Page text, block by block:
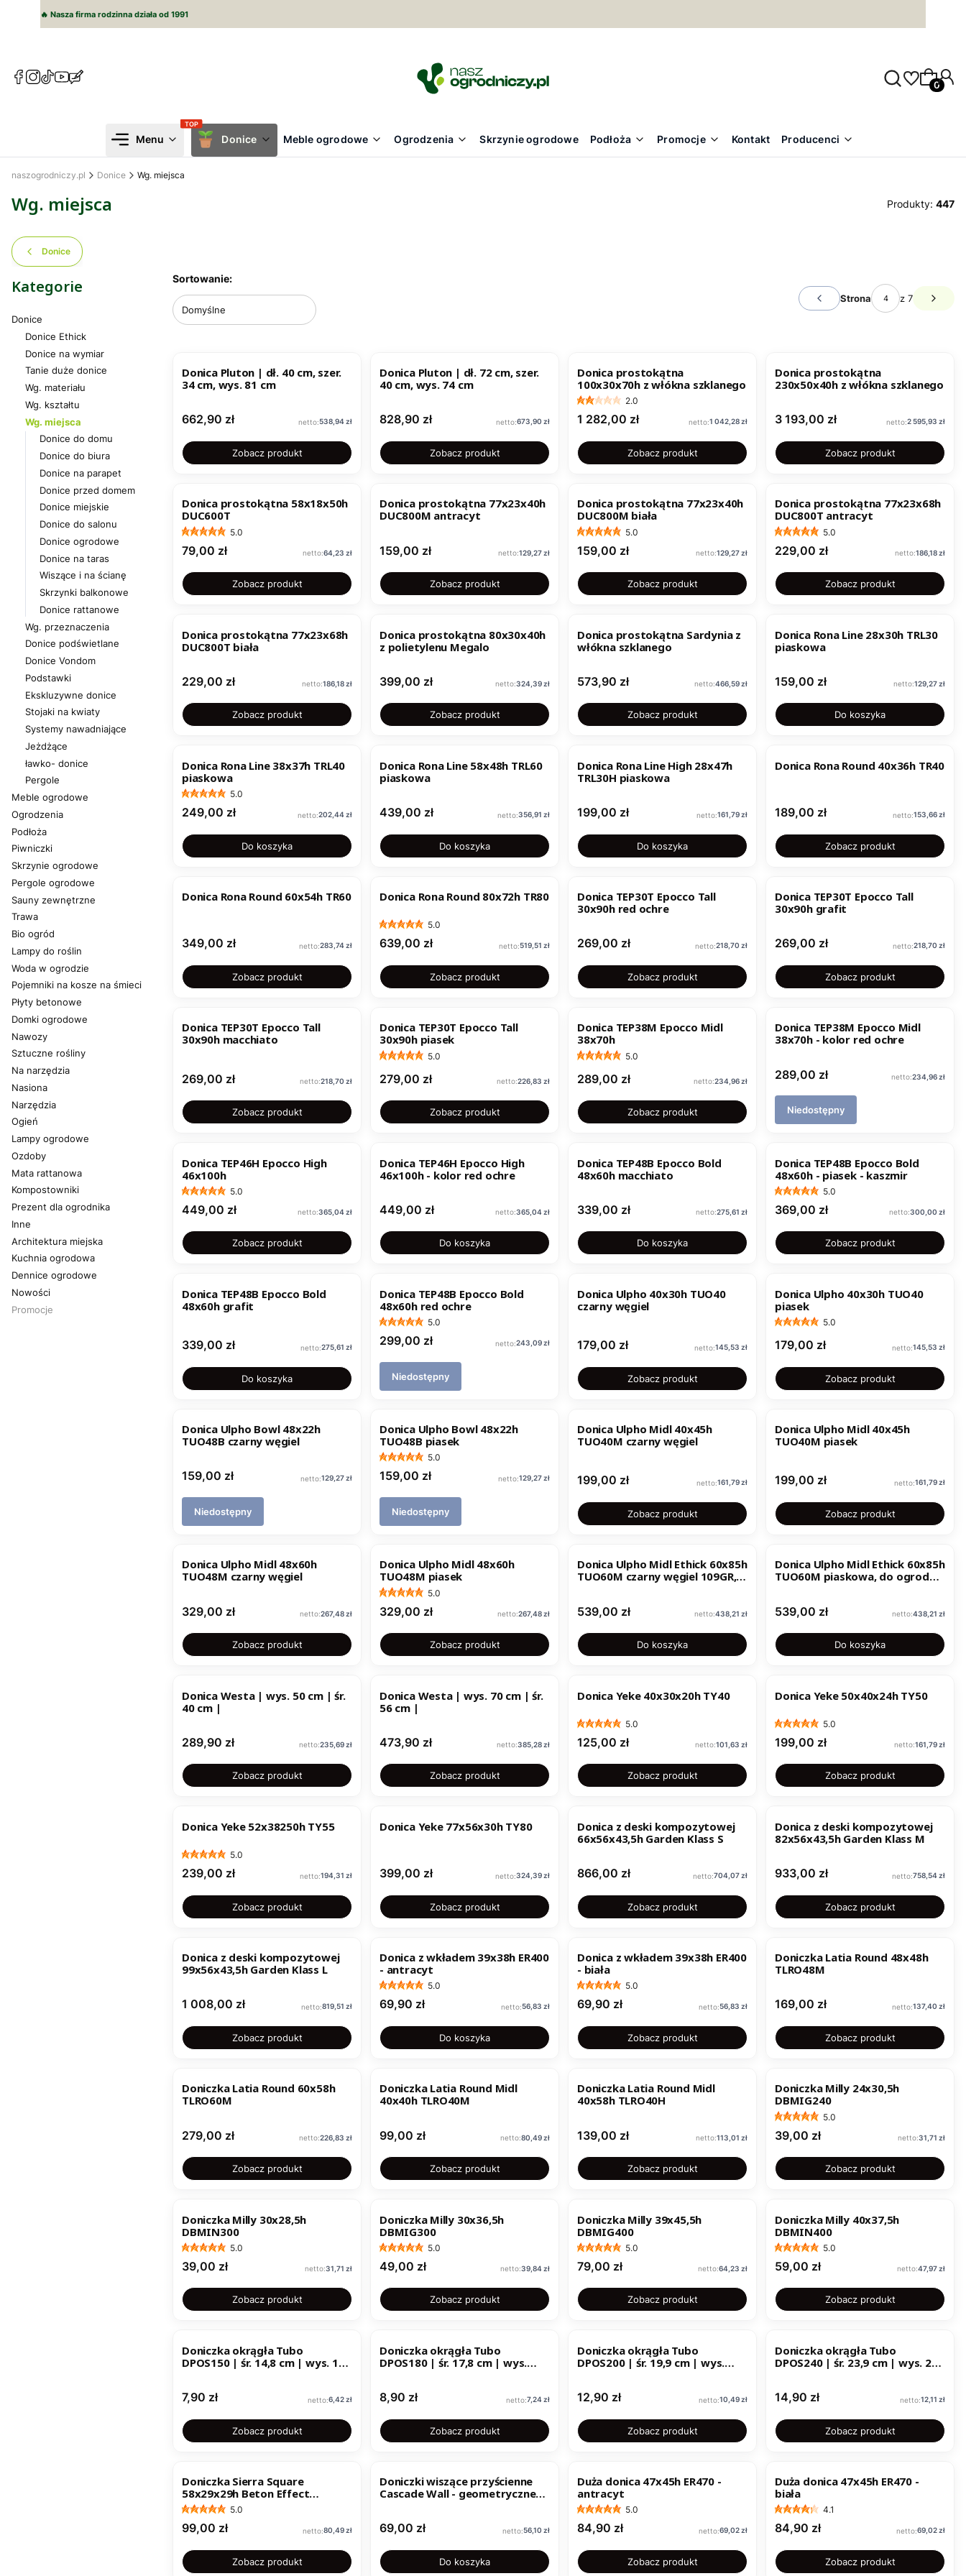
🔥 Nasza firma rodzinna działa od 1991
(Otwiera
(Otwiera
(Otwiera
(Otwiera
(Otwiera
karcie)
Menu Donice Meble ogrodowe Ogrodzenia Skrzynie ogrodowe Podłoża Promocje Kontakt Producenci
naszogrodniczy.pl Donice Wg. miejsca
Wg. miejsca Produkty: 447
Donice
Kategorie
Donice
Donice Ethick
Donice na wymiar
Tanie duże donice
Wg. materiału
Wg. kształtu
Wg. miejsca
Donice do domu
Donice do biura
Donice na parapet
Donice przed domem
Donice miejskie
Donice do salonu
Donice ogrodowe
Donice na taras
Wiszące i na ścianę
Skrzynki balkonowe
Donice rattanowe
Wg. przeznaczenia
Donice podświetlane
Donice Vondom
Podstawki
Ekskluzywne donice
Stojaki na kwiaty
Systemy nawadniające
Jeżdżące
ławko- donice
Pergole
Meble ogrodowe
Ogrodzenia
Podłoża
Piwniczki
Skrzynie ogrodowe
Pergole ogrodowe
Sauny zewnętrzne
Trawa
Bio ogród
Lampy do roślin
Woda w ogrodzie
Pojemniki na kosze na śmieci
Płyty betonowe
Domki ogrodowe
Nawozy
Sztuczne rośliny
Na narzędzia
Nasiona
Narzędzia
Ogień
Lampy ogrodowe
Ozdoby
Mata rattanowa
Kompostowniki
Prezent dla ogrodnika
Inne
Architektura miejska
Kuchnia ogrodowa
Dennice ogrodowe
Nowości
Promocje
Lista produktów
Sortowanie:
Domyślne Poprzednie produkty
Strona z 7
Donica Pluton | dł. 40 cm, szer.
34 cm, wys. 81 cm
Cena
662,90 zł Cena
538,94 zł
Zobacz produkt
Donica Pluton | dł. 72 cm, szer.
40 cm, wys. 74 cm
Cena
828,90 zł Cena
673,90 zł
Zobacz produkt
Donica prostokątna
100x30x70h z włókna szklanego
2.0
Cena
1 282,00 zł Cena
1 042,28 zł
Zobacz produkt
Donica prostokątna
230x50x40h z włókna szklanego
Cena
3 193,00 zł Cena
2 595,93 zł
Zobacz produkt
Donica prostokątna 58x18x50h
DUC600T
5.0
Cena
79,00 zł Cena
64,23 zł
Zobacz produkt
Donica prostokątna 77x23x40h
DUC800M antracyt
Cena
159,00 zł Cena
129,27 zł
Zobacz produkt
Donica prostokątna 77x23x40h
DUC800M biała
5.0
Cena
159,00 zł Cena
129,27 zł
Zobacz produkt
Donica prostokątna 77x23x68h
DUC800T antracyt
5.0
Cena
229,00 zł Cena
186,18 zł
Zobacz produkt
Donica prostokątna 77x23x68h
DUC800T biała
Cena
229,00 zł Cena
186,18 zł
Zobacz produkt
Donica prostokątna 80x30x40h
z polietylenu Megalo
Cena
399,00 zł Cena
324,39 zł
Zobacz produkt
Donica prostokątna Sardynia z
włókna szklanego
Cena
573,90 zł Cena
466,59 zł
Zobacz produkt
Donica Rona Line 28x30h TRL30
piaskowa
Cena
159,00 zł Cena
129,27 zł
Do koszyka
Donica Rona Line 38x37h TRL40
piaskowa
5.0
Cena
249,00 zł Cena
202,44 zł
Do koszyka
Donica Rona Line 58x48h TRL60
piaskowa
Cena
439,00 zł Cena
356,91 zł
Do koszyka
Donica Rona Line High 28x47h
TRL30H piaskowa
Cena
199,00 zł Cena
161,79 zł
Do koszyka
Donica Rona Round 40x36h TR40
Cena
189,00 zł Cena
153,66 zł
Zobacz produkt
Donica Rona Round 60x54h TR60
Cena
349,00 zł Cena
283,74 zł
Zobacz produkt
Donica Rona Round 80x72h TR80
5.0
Cena
639,00 zł Cena
519,51 zł
Zobacz produkt
Donica TEP30T Epocco Tall
30x90h red ochre
Cena
269,00 zł Cena
218,70 zł
Zobacz produkt
Donica TEP30T Epocco Tall
30x90h grafit
Cena
269,00 zł Cena
218,70 zł
Zobacz produkt
Donica TEP30T Epocco Tall
30x90h macchiato
Cena
269,00 zł Cena
218,70 zł
Zobacz produkt
Donica TEP30T Epocco Tall
30x90h piasek
5.0
Cena
279,00 zł Cena
226,83 zł
Zobacz produkt
Donica TEP38M Epocco Midl
38x70h
5.0
Cena
289,00 zł Cena
234,96 zł
Zobacz produkt
Donica TEP38M Epocco Midl
38x70h - kolor red ochre
Cena
289,00 zł Cena
234,96 zł
Niedostępny
Donica TEP46H Epocco High
46x100h
5.0
Cena
449,00 zł Cena
365,04 zł
Zobacz produkt
Donica TEP46H Epocco High
46x100h - kolor red ochre
Cena
449,00 zł Cena
365,04 zł
Do koszyka
Donica TEP48B Epocco Bold
48x60h macchiato
Cena
339,00 zł Cena
275,61 zł
Do koszyka
Donica TEP48B Epocco Bold
48x60h - piasek - kaszmir
5.0
Cena
369,00 zł Cena
300,00 zł
Zobacz produkt
Donica TEP48B Epocco Bold
48x60h grafit
Cena
339,00 zł Cena
275,61 zł
Do koszyka
Donica TEP48B Epocco Bold
48x60h red ochre
5.0
Cena
299,00 zł Cena
243,09 zł
Niedostępny
Donica Ulpho 40x30h TUO40
czarny węgiel
Cena
179,00 zł Cena
145,53 zł
Zobacz produkt
Donica Ulpho 40x30h TUO40
piasek
5.0
Cena
179,00 zł Cena
145,53 zł
Zobacz produkt
Donica Ulpho Bowl 48x22h
TUO48B czarny węgiel
Cena
159,00 zł Cena
129,27 zł
Niedostępny
Donica Ulpho Bowl 48x22h
TUO48B piasek
5.0
Cena
159,00 zł Cena
129,27 zł
Niedostępny
Donica Ulpho Midl 40x45h
TUO40M czarny węgiel
Cena
199,00 zł Cena
161,79 zł
Zobacz produkt
Donica Ulpho Midl 40x45h
TUO40M piasek
Cena
199,00 zł Cena
161,79 zł
Zobacz produkt
Donica Ulpho Midl 48x60h
TUO48M czarny węgiel
Cena
329,00 zł Cena
267,48 zł
Zobacz produkt
Donica Ulpho Midl 48x60h
TUO48M piasek
5.0
Cena
329,00 zł Cena
267,48 zł
Zobacz produkt
Donica Ulpho Midl Ethick 60x85h
TUO60M czarny węgiel 109GR,
Cena
539,00 zł Cena
438,21 zł
Do koszyka
Donica Ulpho Midl Ethick 60x85h
TUO60M piaskowa, do ogrodu i
Cena
539,00 zł Cena
438,21 zł
Do koszyka
Donica Westa | wys. 50 cm | śr.
40 cm |
Cena
289,90 zł Cena
235,69 zł
Zobacz produkt
Donica Westa | wys. 70 cm | śr.
56 cm |
Cena
473,90 zł Cena
385,28 zł
Zobacz produkt
Donica Yeke 40x30x20h TY40
5.0
Cena
125,00 zł Cena
101,63 zł
Zobacz produkt
Donica Yeke 50x40x24h TY50
5.0
Cena
199,00 zł Cena
161,79 zł
Zobacz produkt
Donica Yeke 52x38250h TY55
5.0
Cena
239,00 zł Cena
194,31 zł
Zobacz produkt
Donica Yeke 77x56x30h TY80
Cena
399,00 zł Cena
324,39 zł
Zobacz produkt
Donica z deski kompozytowej
66x56x43,5h Garden Klass S
Cena
866,00 zł Cena
704,07 zł
Zobacz produkt
Donica z deski kompozytowej
82x56x43,5h Garden Klass M
Cena
933,00 zł Cena
758,54 zł
Zobacz produkt
Donica z deski kompozytowej
99x56x43,5h Garden Klass L
Cena
1 008,00 zł Cena
819,51 zł
Zobacz produkt
Donica z wkładem 39x38h ER400
- antracyt
5.0
Cena
69,90 zł Cena
56,83 zł
Do koszyka
Donica z wkładem 39x38h ER400
- biała
5.0
Cena
69,90 zł Cena
56,83 zł
Zobacz produkt
Doniczka Latia Round 48x48h
TLRO48M
Cena
169,00 zł Cena
137,40 zł
Zobacz produkt
Doniczka Latia Round 60x58h
TLRO60M
Cena
279,00 zł Cena
226,83 zł
Zobacz produkt
Doniczka Latia Round Midl
40x40h TLRO40M
Cena
99,00 zł Cena
80,49 zł
Zobacz produkt
Doniczka Latia Round Midl
40x58h TLRO40H
Cena
139,00 zł Cena
113,01 zł
Zobacz produkt
Doniczka Milly 24x30,5h
DBMIG240
5.0
Cena
39,00 zł Cena
31,71 zł
Zobacz produkt
Doniczka Milly 30x28,5h
DBMIN300
5.0
Cena
39,00 zł Cena
31,71 zł
Zobacz produkt
Doniczka Milly 30x36,5h
DBMIG300
5.0
Cena
49,00 zł Cena
39,84 zł
Zobacz produkt
Doniczka Milly 39x45,5h
DBMIG400
5.0
Cena
79,00 zł Cena
64,23 zł
Zobacz produkt
Doniczka Milly 40x37,5h
DBMIN400
5.0
Cena
59,00 zł Cena
47,97 zł
Zobacz produkt
Doniczka okrągła Tubo
DPOS150 | śr. 14,8 cm | wys. 13
Cena
7,90 zł Cena
6,42 zł
Zobacz produkt
Doniczka okrągła Tubo
DPOS180 | śr. 17,8 cm | wys.
Cena
8,90 zł Cena
7,24 zł
Zobacz produkt
Doniczka okrągła Tubo
DPOS200 | śr. 19,9 cm | wys.
Cena
12,90 zł Cena
10,49 zł
Zobacz produkt
Doniczka okrągła Tubo
DPOS240 | śr. 23,9 cm | wys. 21
Cena
14,90 zł Cena
12,11 zł
Zobacz produkt
Doniczka Sierra Square
58x29x29h Beton Effect
DSI600E 5.0
Cena
99,00 zł Cena
80,49 zł
Zobacz produkt
Doniczki wiszące przyścienne
Cascade Wall - geometryczne
Cena
69,00 zł Cena
56,10 zł
Do koszyka
Duża donica 47x45h ER470 -
antracyt
5.0
Cena
84,90 zł Cena
69,02 zł
Zobacz produkt
Duża donica 47x45h ER470 -
biała
4.1
Cena
84,90 zł Cena
69,02 zł
Zobacz produkt